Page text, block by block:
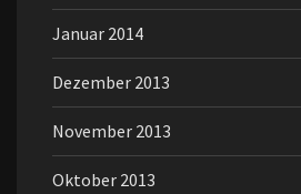
Januar 2014
Dezember 2013
November 2013
Oktober 2013